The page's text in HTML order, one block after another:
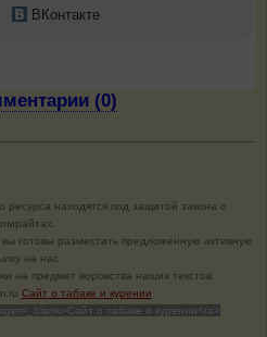
ВКонтакте
(0)
ресурса находятся под защитой закона о
готовы разместить предложенную активную
на нас.
на предмет воровства наших текстов.
Сайт о табаке и курении
о табаке и курении</a>